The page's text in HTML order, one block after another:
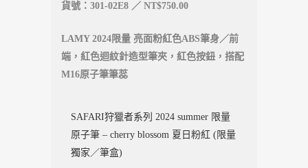
貨號：301-02E8 ／ NT$750.00
LAMY 2024限量 亮面粉紅色ABS筆身／前
端，紅色迴紋針造型筆夾，紅色按鈕，搭配
M16原子筆筆蕊
SAFARI狩獵者系列 2024 summer 限量
原子筆 – cherry blossom 夏日粉紅 (限量
獨家／筆盒)